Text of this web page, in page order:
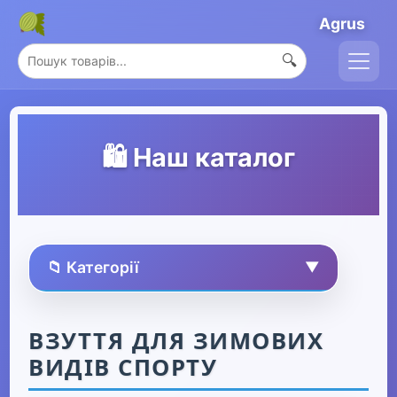
Agrus
🔍
🛍️ Наш каталог
📁 Категорії ▼
▼ Спорт та захоплення
ВЗУТТЯ ДЛЯ ЗИМОВИХ
ВИДІВ СПОРТУ